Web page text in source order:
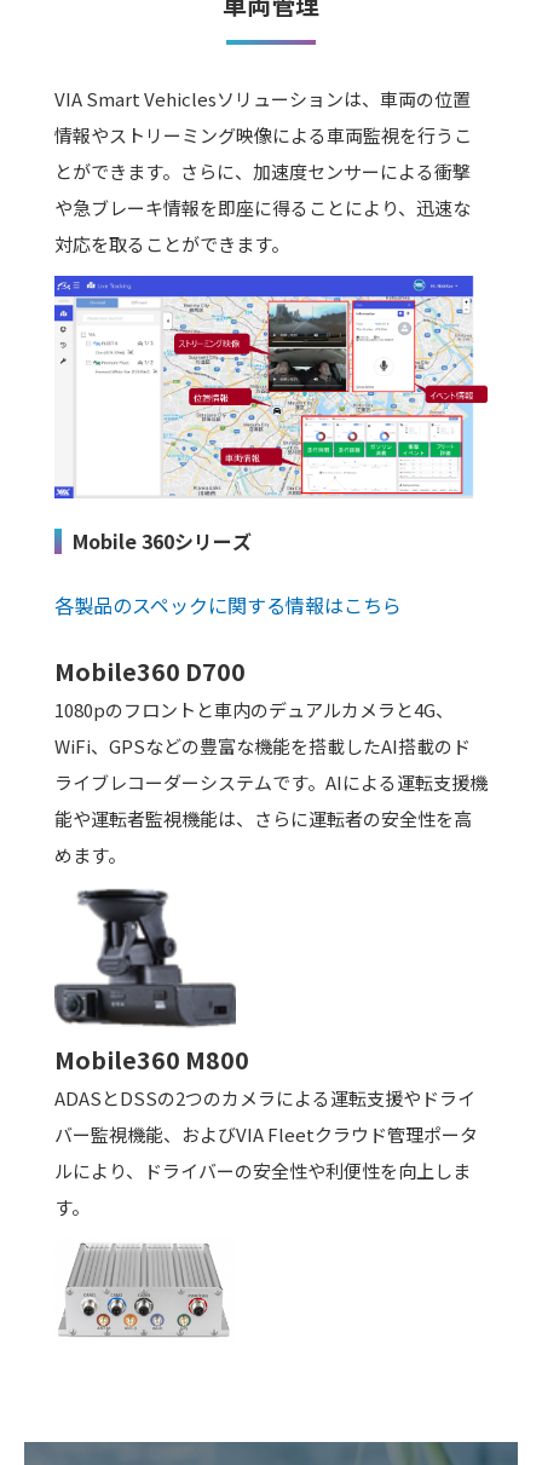
VIA Smart Vehiclesソリューションは、車両の位置
情報やストリーミング映像による車両監視を行うこ
とができます。さらに、加速度センサーによる衝撃
や急ブレーキ情報を即座に得ることにより、迅速な
対応を取ることができます。
Mobile 360シリーズ
各製品のスペックに関する情報はこちら
Mobile360 D700
1080pのフロントと車内のデュアルカメラと4G、
WiFi、GPSなどの豊富な機能を搭載したAI搭載のド
ライブレコーダーシステムです。AIによる運転支援機
能や運転者監視機能は、さらに運転者の安全性を高
めます。
Mobile360 M800
ADASとDSSの2つのカメラによる運転支援やドライ
バー監視機能、およびVIA Fleetクラウド管理ポータ
ルにより、ドライバーの安全性や利便性を向上しま
す。